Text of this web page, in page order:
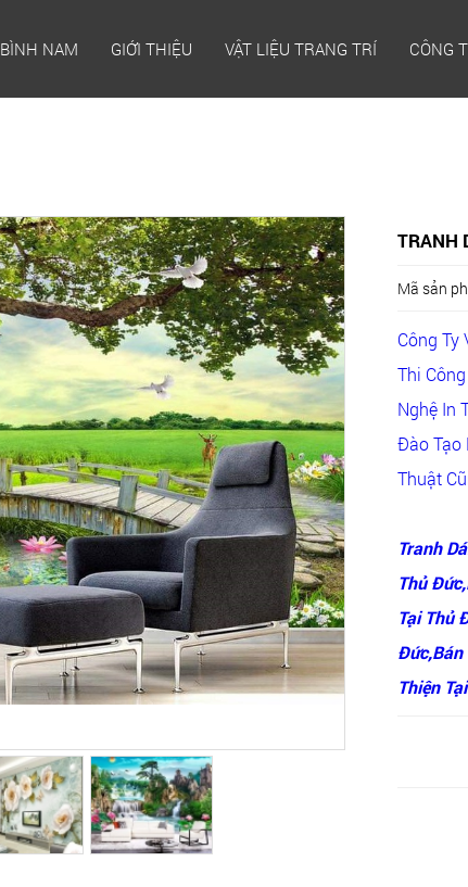
BÌNH NAM GIỚI THIỆU VẬT LIỆU TRANG TRÍ CÔNG
TRANH
Mã sản
Công Ty
Thi
Nghệ In
Đào Tạo
Thuật
Tranh
Thủ
Tại Thủ
Đức,Bán
Thiện